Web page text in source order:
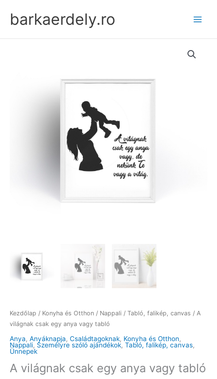
contentbarkaerdely.ro
Kezdőlap / Konyha és Otthon / Nappali / Tabló, falikép, canvas / A
világnak csak egy anya vagy tabló
Anya, Anyáknapja, Családtagoknak, Konyha és Otthon,
Nappali, Személyre szóló ajándékok, Tabló, falikép, canvas,
Ünnepek
A világnak csak egy anya vagy tabló